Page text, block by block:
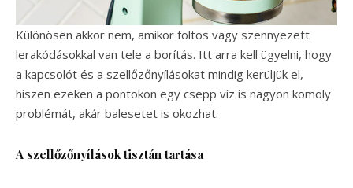
Különösen akkor nem, amikor foltos vagy szennyezett
lerakódásokkal van tele a borítás. Itt arra kell ügyelni, hogy
a kapcsolót és a szellőzőnyílásokat mindig kerüljük el,
hiszen ezeken a pontokon egy csepp víz is nagyon komoly
problémát, akár balesetet is okozhat.
A szellőzőnyílások tisztán tartása